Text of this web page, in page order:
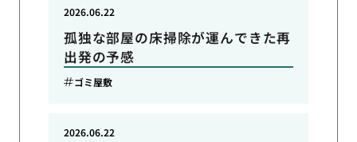
孤独な部屋の床掃除が運んできた再
出発の予感
2026.06.22
ゴミ屋敷
2026.06.22